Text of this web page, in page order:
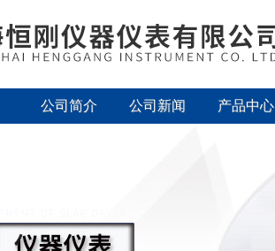
公司简介 公司新闻 产品中心